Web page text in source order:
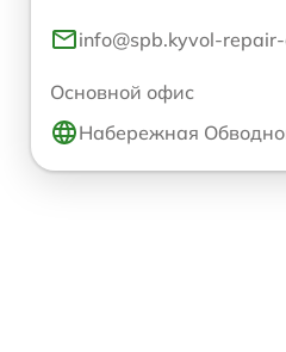
info@spb.kyvol-
Основной офис
Набережная